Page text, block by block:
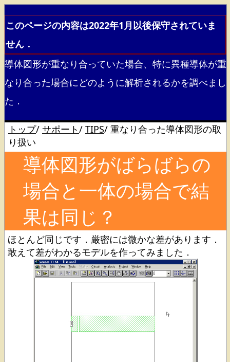
このページの内容は2022年1月以後保守されていま
せん．
導体図形が重なり合っていた場合、特に異種導体が重
なり合った場合にどのように解析されるかを調べまし
た．
トップ/ サポート/ TIPS/ 重なり合った導体図形の取
り扱い
導体図形がばらばらの
場合と一体の場合で結
果は同じ？
ほとんど同じです．厳密には微かな差があります．
敢えて差がわかるモデルを作ってみました．